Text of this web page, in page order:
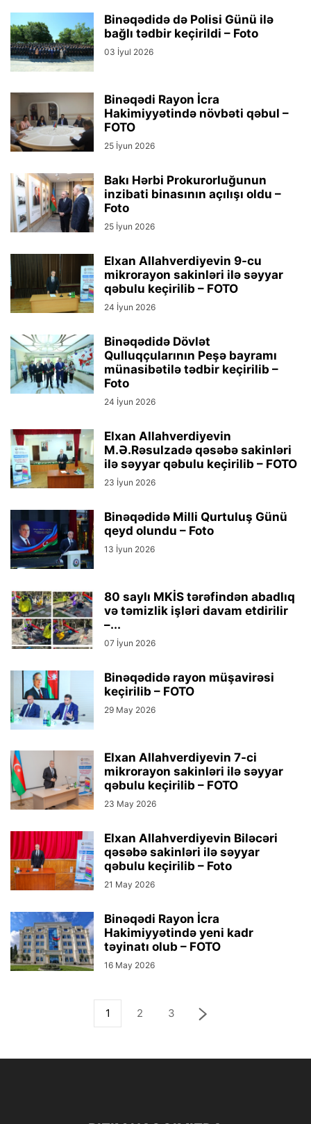
Binəqədidə də Polisi Günü ilə
bağlı tədbir keçirildi – Foto
03 İyul 2026
Binəqədi Rayon İcra
Hakimiyyətində növbəti qəbul –
FOTO
25 İyun 2026
Bakı Hərbi Prokurorluğunun
inzibati binasının açılışı oldu –
Foto
25 İyun 2026
Elxan Allahverdiyevin 9-cu
mikrorayon sakinləri ilə səyyar
qəbulu keçirilib – FOTO
24 İyun 2026
Binəqədidə Dövlət
Qulluqçularının Peşə bayramı
münasibətilə tədbir keçirilib –
Foto
24 İyun 2026
Elxan Allahverdiyevin
M.Ə.Rəsulzadə qəsəbə sakinləri
ilə səyyar qəbulu keçirilib – FOTO
23 İyun 2026
Binəqədidə Milli Qurtuluş Günü
qeyd olundu – Foto
13 İyun 2026
80 saylı MKİS tərəfindən abadlıq
və təmizlik işləri davam etdirilir
–...
07 İyun 2026
Binəqədidə rayon müşavirəsi
keçirilib – FOTO
29 May 2026
Elxan Allahverdiyevin 7-ci
mikrorayon sakinləri ilə səyyar
qəbulu keçirilib – FOTO
23 May 2026
Elxan Allahverdiyevin Biləcəri
qəsəbə sakinləri ilə səyyar
qəbulu keçirilib – Foto
21 May 2026
Binəqədi Rayon İcra
Hakimiyyətində yeni kadr
təyinatı olub – FOTO
16 May 2026
1 2 3